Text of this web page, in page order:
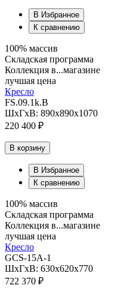
В Избранное
К сравнению
100% массив
Складская программа
Коллекция в...магазине
лучшая цена
Кресло
FS.09.1k.B
ШхГхВ: 890х890х1070
220 400 ₽
В корзину
В Избранное
К сравнению
100% массив
Складская программа
Коллекция в...магазине
лучшая цена
Кресло
GCS-15A-1
ШхГхВ: 630х620х770
722 370 ₽